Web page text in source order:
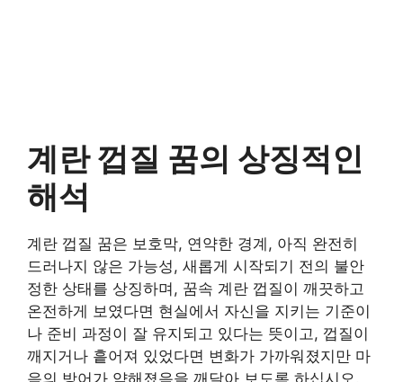
계란 껍질 꿈의 상징적인
해석
계란 껍질 꿈은 보호막, 연약한 경계, 아직 완전히
드러나지 않은 가능성, 새롭게 시작되기 전의 불안
정한 상태를 상징하며, 꿈속 계란 껍질이 깨끗하고
온전하게 보였다면 현실에서 자신을 지키는 기준이
나 준비 과정이 잘 유지되고 있다는 뜻이고, 껍질이
깨지거나 흩어져 있었다면 변화가 가까워졌지만 마
음의 방어가 약해졌음을 깨달아 보도록 하십시오.